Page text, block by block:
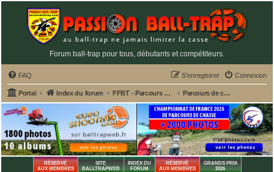
Forum ball-trap pour tous, débutants et compétiteurs.
FAQ Connexion
S’enregistrer
Portal Index du forum FFBT - Parcours chasse, Compak, English Sporting, FU, DTL, Hélices, Sanglier courant Parcours de chasse
RÉSERVÉ
AUX MEMBRES
SITE
BALLTRAPWEB
INDEX DU
FORUM
RÉSERVÉ
AUX MEMBRES
GRANDS PRIX
2026